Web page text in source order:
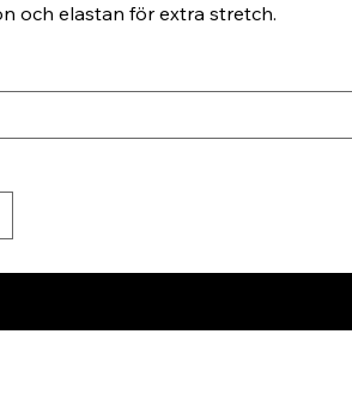
och elastan för extra stretch.